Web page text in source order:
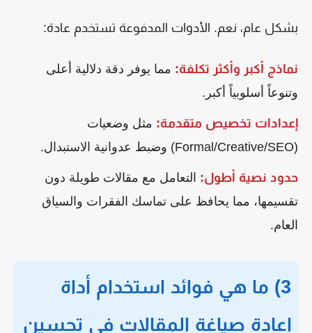
بشكل عام، نعم. الأدوات المدفوعة تستخدم عادة:
نماذج أكبر وأكثر تكلفة:مما يوفر دقة دلالية أعلى
وتنوعاً أسلوبياً أكبر.
إعدادات تخصيص متقدمة:مثل وضعيات
حدود نصية أطول: التعامل مع مقالات طويلة دون
تقسيمها، مما يحافظ على تماسك الفقرات والسياق
العام.
3) ما هي فوائد استخدام أداة
إعادة صياغة المقالات في تحسين